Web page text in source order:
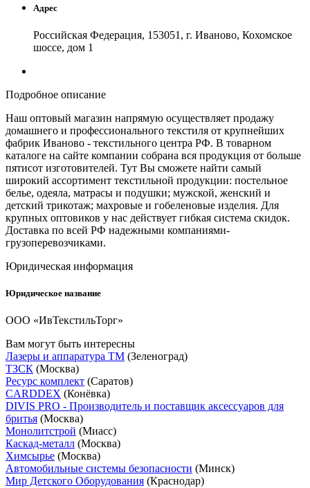
Адрес
Российская Федерация, 153051, г. Иваново, Кохомское
шоссе, дом 1
Подробное описание
Наш оптовый магазин напрямую осуществляет продажу
домашнего и профессионального текстиля от крупнейших
фабрик Иваново - текстильного центра РФ. В товарном
каталоге на сайте компании собрана вся продукция от больше
пятисот изготовителей. Тут Вы сможете найти самый
широкий ассортимент текстильной продукции: постельное
белье, одеяла, матрасы и подушки; мужской, женский и
детский трикотаж; махровые и гобеленовые изделия. Для
крупных оптовиков у нас действует гибкая система скидок.
Доставка по всей РФ надежными компаниями-
грузоперевозчиками.
Юридическая информация
Юридическое название
ООО «ИвТекстильТорг»
Вам могут быть интересны
Лазеры и аппаратура ТМ (Зеленоград)
ТЗСК (Москва)
Ресурс комплект (Саратов)
CARDDEX (Конёвка)
DIVIS PRO - Производитель и поставщик аксессуаров для
бритья (Москва)
Монолитстрой (Миасс)
Каскад-металл (Москва)
Химсырье (Москва)
Автомобильные системы безопасности (Минск)
Мир Детского Оборудования (Краснодар)